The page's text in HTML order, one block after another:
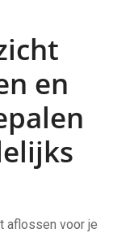
en
aflossen voor je